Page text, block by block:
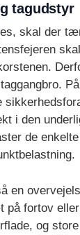
tagudstyr
skal der
i den
de
en
på fortov
og